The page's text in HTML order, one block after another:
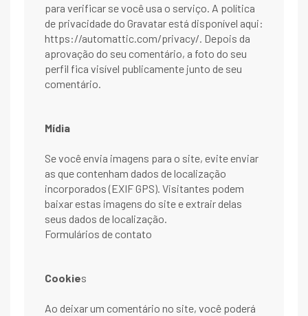
para verificar se você usa o serviço. A política
de privacidade do Gravatar está disponível aqui:
https://automattic.com/privacy/. Depois da
aprovação do seu comentário, a foto do seu
perfil fica visível publicamente junto de seu
comentário.
Mídia
Se você envia imagens para o site, evite enviar
as que contenham dados de localização
incorporados (EXIF GPS). Visitantes podem
baixar estas imagens do site e extrair delas
seus dados de localização.
Formulários de contato
Cookies
Ao deixar um comentário no site, você poderá